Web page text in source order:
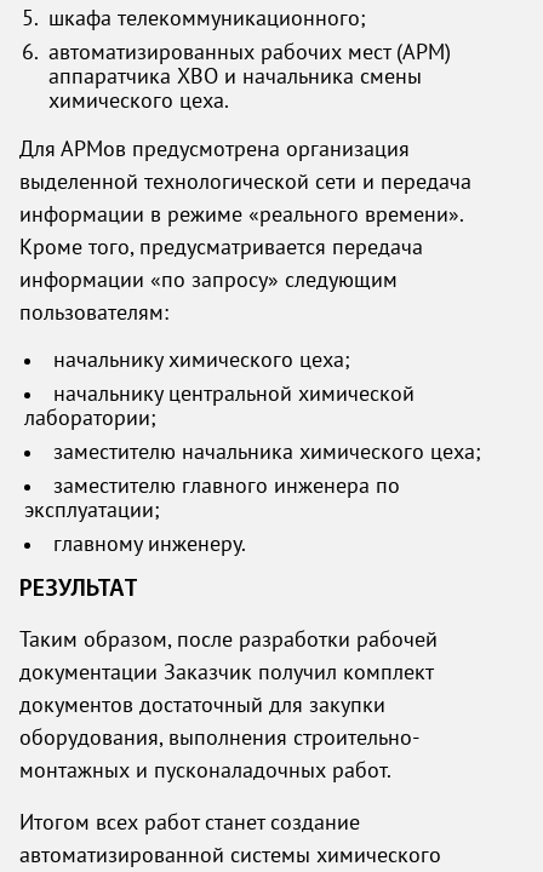
шкафа телекоммуникационного;
автоматизированных рабочих мест (АРМ)
аппаратчика ХВО и начальника смены
химического цеха.
Для АРМов предусмотрена организация
выделенной технологической сети и передача
информации в режиме «реального времени».
Кроме того, предусматривается передача
информации «по запросу» следующим
пользователям:
начальнику химического цеха;
начальнику центральной химической
лаборатории;
заместителю начальника химического цеха;
заместителю главного инженера по
эксплуатации;
главному инженеру.
РЕЗУЛЬТАТ
Таким образом, после разработки рабочей
документации Заказчик получил комплект
документов достаточный для закупки
оборудования, выполнения строительно-
монтажных и пусконаладочных работ.
Итогом всех работ станет создание
автоматизированной системы химического